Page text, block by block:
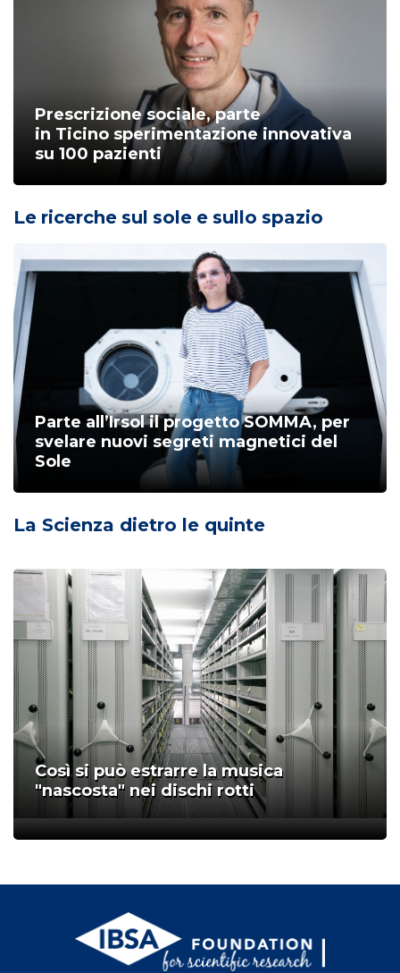
Prescrizione sociale, parte
in Ticino sperimentazione innovativa
su 100 pazienti
Le ricerche sul sole e sullo spazio
Parte all’Irsol il progetto SOMMA, per
svelare nuovi segreti magnetici del
Sole
La Scienza dietro le quinte
Così si può estrarre la musica
"nascosta" nei dischi rotti